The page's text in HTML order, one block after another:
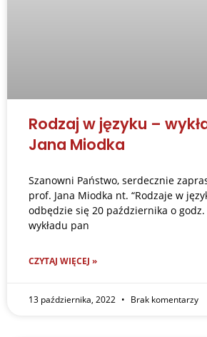
Rodzaj w języku –
Jana Miodka
Szanowni Państwo, serdecznie
prof. Jana Miodka nt. “Rodzaje w
odbędzie się 20 października o godz.
wykładu pan
CZYTAJ WIĘCEJ »
13 października, 2022 Brak komentarzy